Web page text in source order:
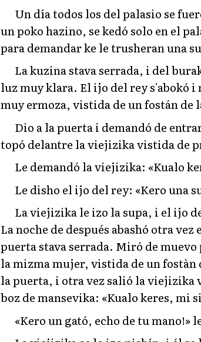
Un día todos los del palasio se
un poko hazino, se kedó solo en el
para demandar ke le trusheran una
La kuzina stava serrada, i del
luz muy klara. El ijo del rey s'abokó
muy ermoza, vistida de un fostán de
Dio a la puerta i demandó de
topó delantre la viejizika vistida de
Le demandó la viejizika: «Kualo
Le disho el ijo del rey: «Kero una
La viejizika le izo la supa, i el ijo
La noche de después abashó otra
puerta stava serrada. Miró de
la mizma mujer, vistida de un fostàn
la puerta, i otra vez salió la viejizika
boz de mansevika: «Kualo keres, mi
«Kero un gató, echo de tu mano!»